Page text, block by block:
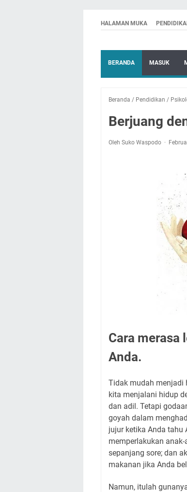
HALAMAN MUKA
BERANDA MASUK
Beranda / Pendidikan /
Berjuang
Oleh Suko Waspodo
Cara merasa
Anda.
Tidak mudah menjadi
kita menjalani hidup
dan adil. Tetapi
goyah dalam
jujur ketika Anda tahu
memperlakukan
sepanjang sore; dan
makanan jika Anda
Namun, itulah